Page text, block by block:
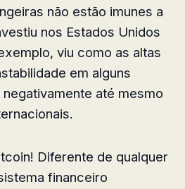
não estão imunes a
nos Estados Unidos
viu como as altas
em alguns
até mesmo
Diferente de qualquer
financeiro